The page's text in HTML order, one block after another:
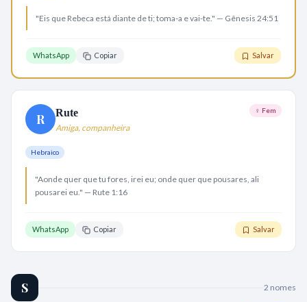
"Eis que Rebeca está diante de ti; toma-a e vai-te." — Gênesis 24:51
WhatsApp Copiar Salvar
R Rute
Amiga, companheira
♀ Fem
Hebraico
"Aonde quer que tu fores, irei eu; onde quer que pousares, ali
pousarei eu." — Rute 1:16
WhatsApp Copiar Salvar
S 2 nomes